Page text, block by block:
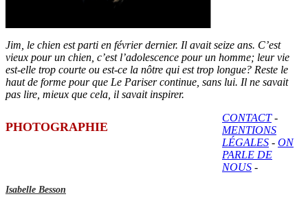
Jim, le chien est parti en février dernier. Il avait seize ans. C’est
vieux pour un chien, c’est l’adolescence pour un homme; leur vie
est-elle trop courte ou est-ce la nôtre qui est trop longue? Reste le
haut de forme pour que Le Pariser continue, sans lui. Il ne savait
pas lire, mieux que cela, il savait inspirer.
PHOTOGRAPHIE
Isabelle Besson
CONTACT-
MENTIONS
LÉGALES - ON
PARLE DE
NOUS -